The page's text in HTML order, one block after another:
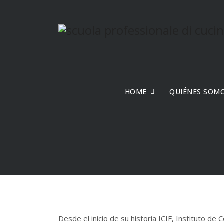
HOME QUIÉNES
Desde el inicio de su historia ICIF, Instituto de